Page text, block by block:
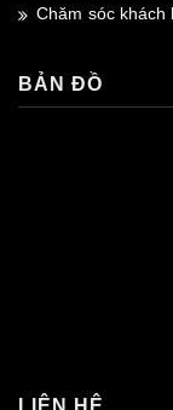
Chăm sóc khách
BẢN ĐỒ
LIÊN HỆ